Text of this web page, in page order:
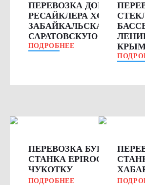
ПЕРЕВОЗКА ДОРОЖНОГО
РЕСАЙКЛЕРА XCMG ИЗ
ЗАБАЙКАЛЬСКА В
САРАТОВСКУЮ ОБЛАСТЬ
ПОДРОБНЕЕ
ПЕРЕВОЗКА БУРОВОГО
СТАНКА EPIROC D65 НА
ЧУКОТКУ
ПОДРОБНЕЕ